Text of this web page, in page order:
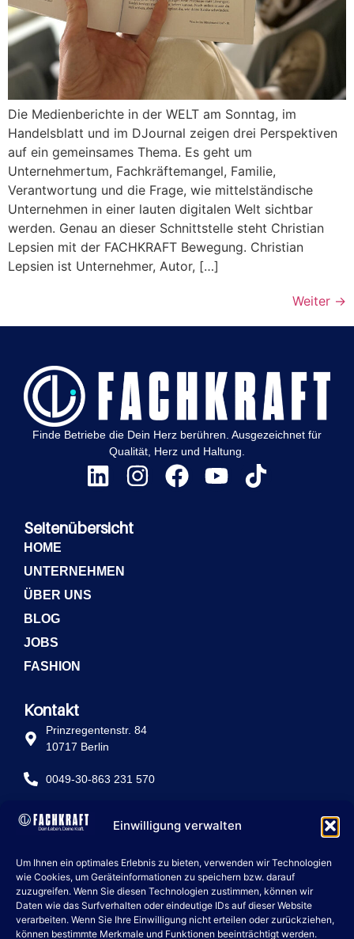
Einwilligung verwalten
Um Ihnen ein optimales Erlebnis zu bieten, verwenden wir Technologien
wie Cookies, um Geräteinformationen zu speichern bzw. darauf
zuzugreifen. Wenn Sie diesen Technologien zustimmen, können wir
Daten wie das Surfverhalten oder eindeutige IDs auf dieser Website
verarbeiten. Wenn Sie Ihre Einwilligung nicht erteilen oder zurückziehen,
können bestimmte Merkmale und Funktionen beeinträchtigt werden.
Die Medienberichte in der WELT am Sonntag, im
Handelsblatt und im DJournal zeigen drei Perspektiven
auf ein gemeinsames Thema. Es geht um
Unternehmertum, Fachkräftemangel, Familie,
Verantwortung und die Frage, wie mittelständische
Unternehmen in einer lauten digitalen Welt sichtbar
werden. Genau an dieser Schnittstelle steht Christian
Lepsien mit der FACHKRAFT Bewegung. Christian
Lepsien ist Unternehmer, Autor, […]
Weiter →
Finde Betriebe die Dein Herz berühren. Ausgezeichnet für
Qualität, Herz und Haltung.
Seitenübersicht
HOME
UNTERNEHMEN
ÜBER UNS
BLOG
JOBS
FASHION
Kontakt
Prinzregentenstr. 84
10717 Berlin
0049-30-863 231 570
info@fachkraft-betriebe.de
Rechtliche Seiten
IMPRESSUM
DATENSCHUTZ
COOKIE POLICY